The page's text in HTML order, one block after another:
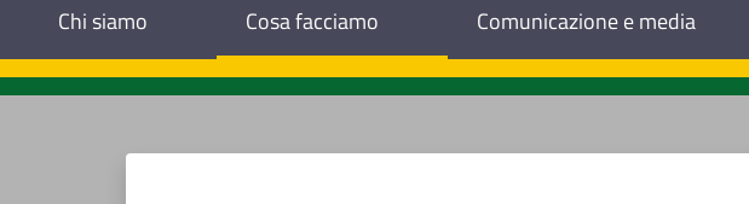
Chi siamo Cosa facciamo Comunicazione e media